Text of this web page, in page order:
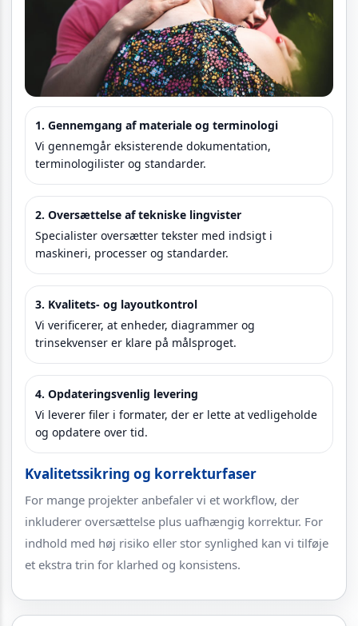
1. Gennemgang af materiale og terminologi
Vi gennemgår eksisterende dokumentation,
terminologilister og standarder.
2. Oversættelse af tekniske lingvister
Specialister oversætter tekster med indsigt i
maskineri, processer og standarder.
3. Kvalitets- og layoutkontrol
Vi verificerer, at enheder, diagrammer og
trinsekvenser er klare på målsproget.
4. Opdateringsvenlig levering
Vi leverer filer i formater, der er lette at vedligeholde
og opdatere over tid.
Kvalitetssikring og korrekturfaser
For mange projekter anbefaler vi et workflow, der
inkluderer oversættelse plus uafhængig korrektur. For
indhold med høj risiko eller stor synlighed kan vi tilføje
et ekstra trin for klarhed og konsistens.